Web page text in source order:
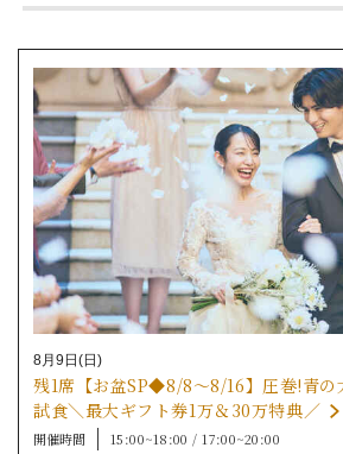
8月9日(日)
残1席【お盆SP◆8/8～8/16】圧巻!青
試食＼最大ギフト券1万＆30万特典／
開催時間
15:00~18:00 / 17:00~20:00